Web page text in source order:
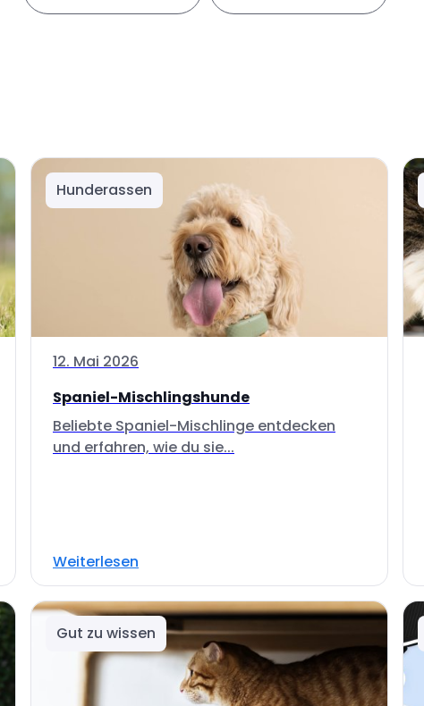
Hunderassen
12. Mai 2026
Spaniel-Mischlingshunde
Beliebte Spaniel-Mischlinge entdecken
und erfahren, wie du sie...
Weiterlesen
Gut zu wissen